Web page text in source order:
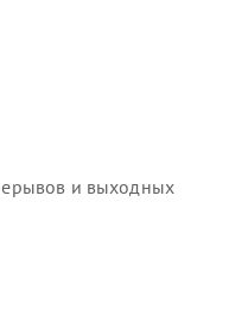
и выходных